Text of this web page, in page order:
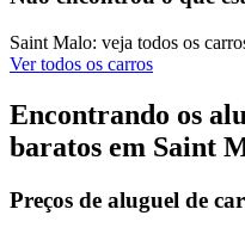
Saint Malo: veja todos os
Ver todos os carros
Encontrando os
baratos em Saint
Preços de aluguel de